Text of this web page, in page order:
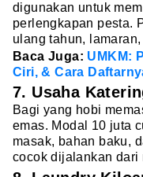
digunakan untuk
perlengkapan pesta.
ulang tahun,
Baca Juga: UMKM:
Ciri, & Cara
7. Usaha
Bagi yang hobi
emas. Modal 10 juta
masak, bahan baku,
cocok dijalankan dari